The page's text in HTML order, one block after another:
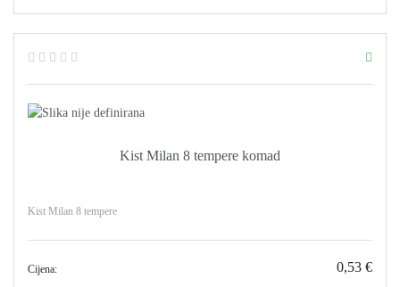
Kist Milan 8 tempere komad
Kist Milan 8 tempere
Cijena: 0,53 €